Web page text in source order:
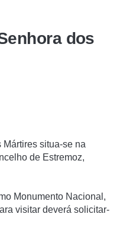
dos
situa-se na
de Estremoz,
Monumento Nacional,
visitar deverá solicitar-